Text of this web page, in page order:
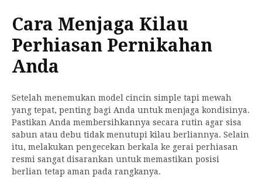
Cara Menjaga Kilau
Perhiasan Pernikahan
Anda
Setelah menemukan model cincin simple tapi mewah
yang tepat, penting bagi Anda untuk menjaga kondisinya.
Pastikan Anda membersihkannya secara rutin agar sisa
sabun atau debu tidak menutupi kilau berliannya. Selain
itu, melakukan pengecekan berkala ke gerai perhiasan
resmi sangat disarankan untuk memastikan posisi
berlian tetap aman pada rangkanya.